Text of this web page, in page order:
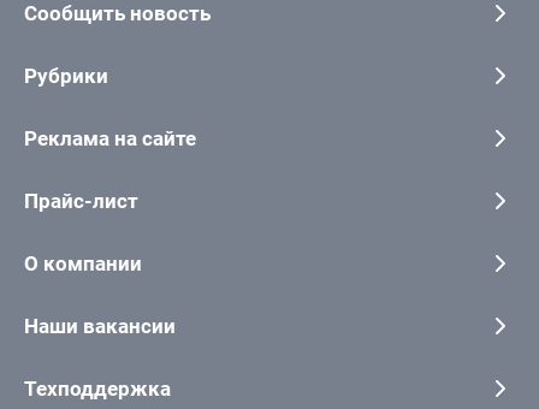
Сообщить новость
Рубрики
Реклама на сайте
Прайс-лист
О компании
Наши вакансии
Техподдержка